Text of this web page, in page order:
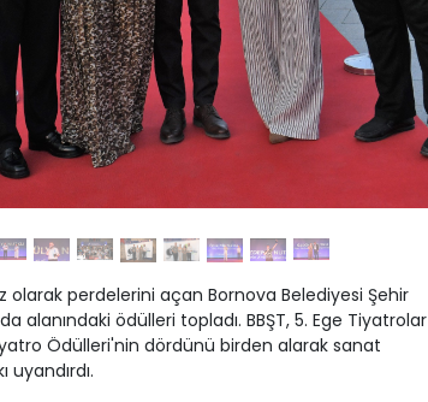
olarak perdelerini açan Bornova Belediyesi Şehir
alanındaki ödülleri topladı. BBŞT, 5. Ege Tiyatrolar
Ödülleri'nin dördünü birden alarak sanat
uyandırdı.